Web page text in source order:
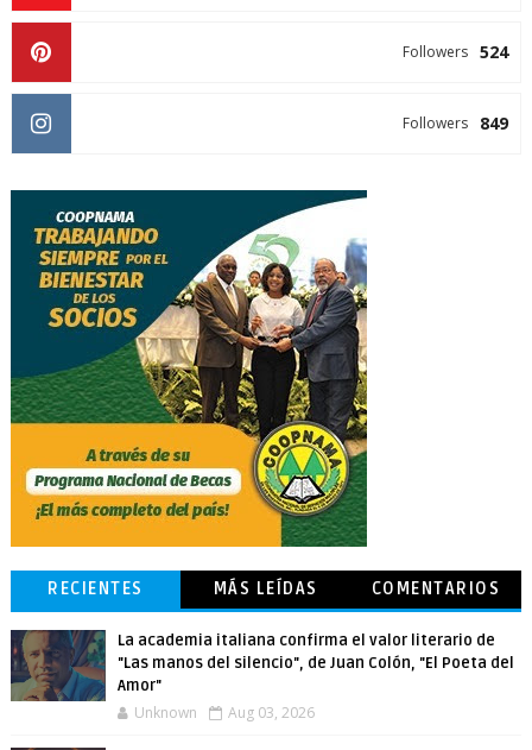
524
Followers
849
Followers
RECIENTES MÁS LEÍDAS COMENTARIOS
La academia italiana confirma el valor literario de
"Las manos del silencio", de Juan Colón, "El Poeta del
Amor"
Unknown Aug 03, 2026